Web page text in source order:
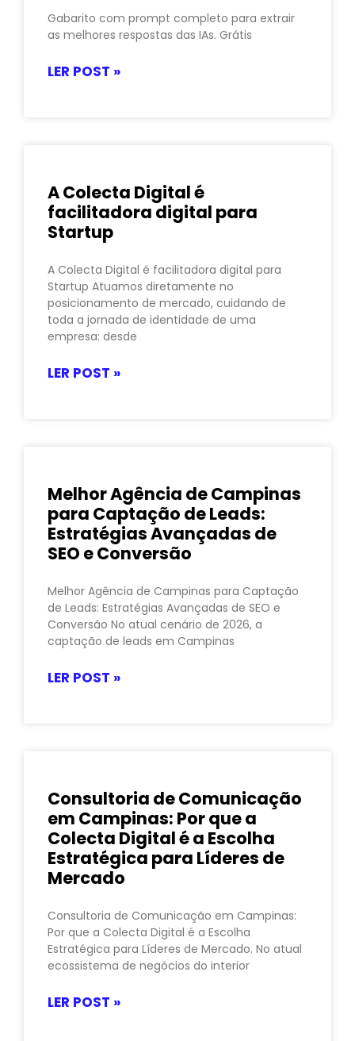
Gabarito com prompt completo para extrair
as melhores respostas das IAs. Grátis
LER POST »
A Colecta Digital é
facilitadora digital para
Startup
A Colecta Digital é facilitadora digital para
Startup Atuamos diretamente no
posicionamento de mercado, cuidando de
toda a jornada de identidade de uma
empresa: desde
LER POST »
Melhor Agência de Campinas
para Captação de Leads:
Estratégias Avançadas de
SEO e Conversão
Melhor Agência de Campinas para Captação
de Leads: Estratégias Avançadas de SEO e
Conversão No atual cenário de 2026, a
captação de leads em Campinas
LER POST »
Consultoria de Comunicação
em Campinas: Por que a
Colecta Digital é a Escolha
Estratégica para Líderes de
Mercado
Consultoria de Comunicação em Campinas:
Por que a Colecta Digital é a Escolha
Estratégica para Líderes de Mercado. No atual
ecossistema de negócios do interior
LER POST »